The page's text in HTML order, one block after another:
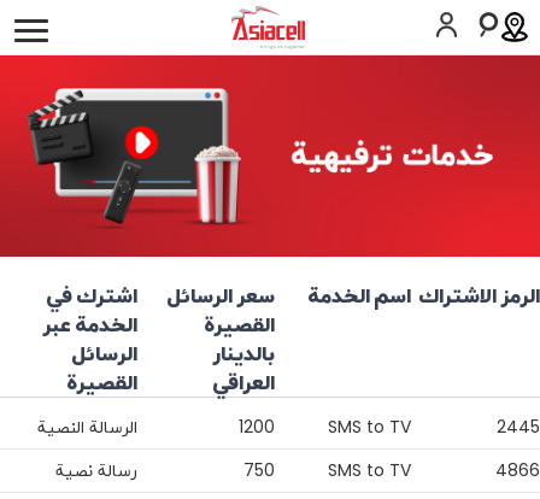
الخدمات
عشرة عمر
المساعدة
كوردى English
الرمز الاشتراك اسم الخدمة
سعر الرسائل
القصيرة
بالدينار
العراقي
اشترك في
الخدمة عبر
الرسائل
القصيرة
2445
SMS to TV
1200
الرسالة النصية
4866
SMS to TV
750
رسالة نصية